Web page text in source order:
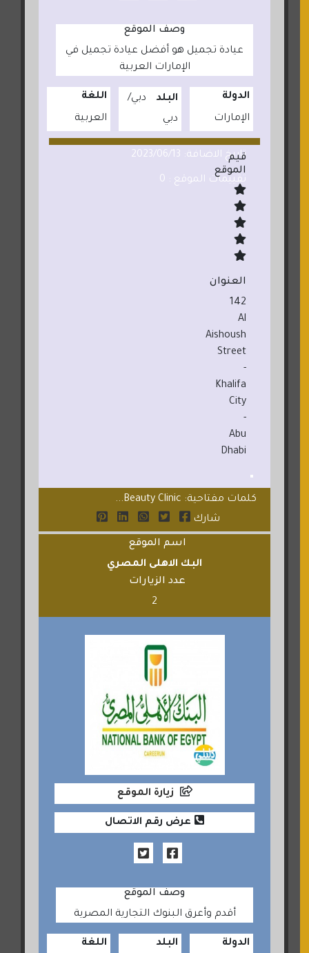
وصف الموقع
عيادة تجميل هو أفضل عيادة تجميل في
الإمارات العربية
الدولة
الإمارات
البلد
دبي
دبي
اللغة
العربية
تاريخ الاضافة: 2023/06/13
تقييمات الموقع : 0
قيم
الموقع
العنوان
142
Al
Aishoush
Street
-
Khalifa
City
-
Abu
Dhabi
كلمات مفتاحية: Beauty Clinic...
شارك
اسم الموقع
البك الاهلى المصري
عدد الزيارات
2
زيارة الموقع
عرض رقم الاتصال
وصف الموقع
أقدم وأعرق البنوك التجارية المصرية
الدولة البلد اللغة